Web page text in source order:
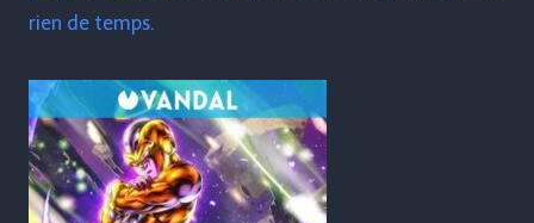
rien de temps.